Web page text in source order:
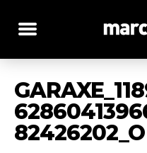
82426202_O